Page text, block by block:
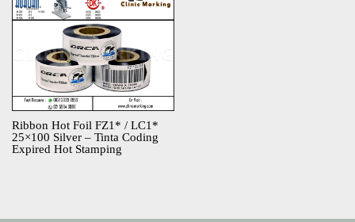
Ribbon Hot Foil FZ1* / LC1*
25×100 Silver – Tinta Coding
Expired Hot Stamping